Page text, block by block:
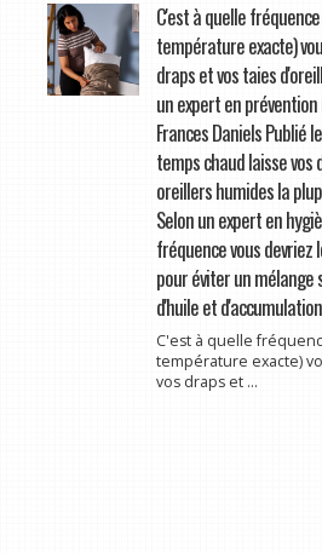
C'est à quelle
température exacte)
draps et vos taies
un expert en
Frances Daniels Publié
temps chaud laisse vos
oreillers humides la
Selon un expert en
fréquence vous
pour éviter un mélange
d'huile et
C'est à quelle
température exacte)
vos draps et ...